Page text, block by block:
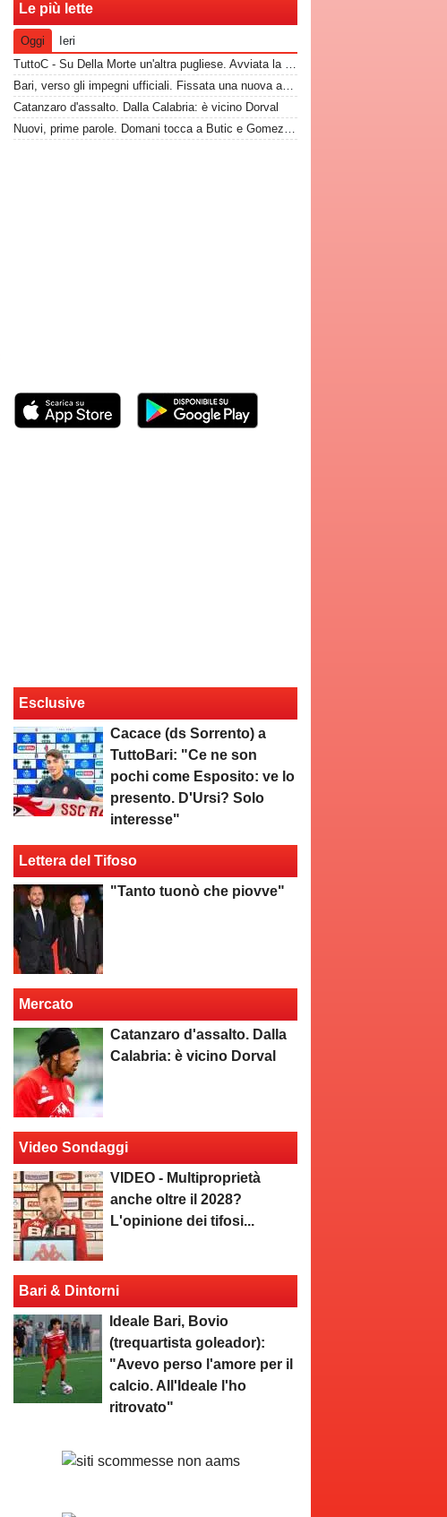
Le più lette
Oggi
Ieri
TuttoC - Su Della Morte un'altra pugliese. Avviata la trattativa
Bari, verso gli impegni ufficiali. Fissata una nuova amichevole
Catanzaro d'assalto. Dalla Calabria: è vicino Dorval
Nuovi, prime parole. Domani tocca a Butic e Gomez in conferenza
Esclusive
Cacace (ds Sorrento) a
TuttoBari: "Ce ne son
pochi come Esposito: ve lo
presento. D'Ursi? Solo
interesse"
Lettera del Tifoso
"Tanto tuonò che piovve"
Mercato
Catanzaro d'assalto. Dalla
Calabria: è vicino Dorval
Video Sondaggi
VIDEO - Multiproprietà
anche oltre il 2028?
L'opinione dei tifosi...
Bari & Dintorni
Ideale Bari, Bovio
(trequartista goleador):
"Avevo perso l'amore per il
calcio. All'Ideale l'ho
ritrovato"